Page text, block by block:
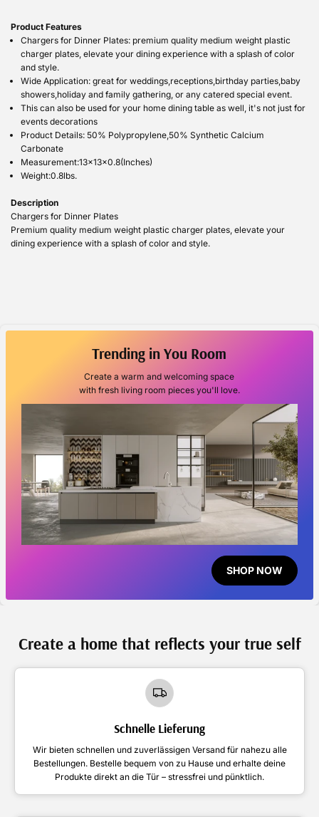
Product Features
Chargers for Dinner Plates: premium quality medium weight plastic
charger plates, elevate your dining experience with a splash of color
and style.
Wide Application: great for weddings,receptions,birthday parties,baby
showers,holiday and family gathering, or any catered special event.
This can also be used for your home dining table as well, it's not just for
events decorations
Product Details: 50% Polypropylene,50% Synthetic Calcium
Carbonate
Measurement:13x13x0.8(Inches)
Weight:0.8lbs.
Description
Chargers for Dinner Plates
Premium quality medium weight plastic charger plates, elevate your
dining experience with a splash of color and style.
Trending in You Room
Create a warm and welcoming space
with fresh living room pieces you'll love.
SHOP NOW
Create a home that reflects your true self
Schnelle Lieferung
Wir bieten schnellen und zuverlässigen Versand für nahezu alle
Bestellungen. Bestelle bequem von zu Hause und erhalte deine
Produkte direkt an die Tür – stressfrei und pünktlich.